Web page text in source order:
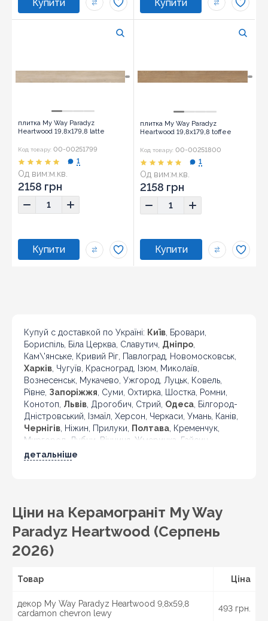
плитка My Way Paradyz
Heartwood 19,8x179,8 latte
Код товару: 00-00251799
Од вим:м.кв.
1
2158 грн
плитка My Way Paradyz
Heartwood 19,8x179,8 toffee
Код товару: 00-00251800
Од вим:м.кв.
1
2158 грн
Купуй с доставкой по Україні: Київ , Бровари,
Бориспіль, Біла Церква, Славутич, Дніпро
Кам\'янське, Кривий Ріг, Павлоград, Новомосковськ,
Харків , Чугуїв, Красноград, Ізюм, Миколаїв,
Вознесенськ, Мукачево, Ужгород, Луцьк, Ковель,
Рівне, Запоріжжя , Суми, Охтирка, Шостка, Ромни,
Конотоп, Львів , Дрогобич, Стрий, Одеса , Білгород-
Дністровський, Ізмаїл, Херсон, Черкаси, Умань, Канів,
Чернігів , Ніжин, Прилуки, Полтава , Кременчук,
Миргород, Лубни, Вінниця, Жмеринка, Гайсин,
Бердичів, Житомир, Новоград-Волинський,
детальніше
Ціни на Керамограніт My Way
Paradyz Heartwood (Серпень
2026)
Товар Ціна
декор My Way Paradyz Heartwood 9,8x59,8
cardamon chevron lewy
493 грн.